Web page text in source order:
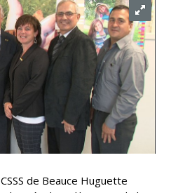
de Beauce Huguette